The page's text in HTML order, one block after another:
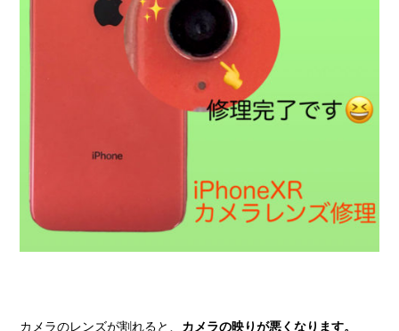
カメラのレンズが割れると、 カメラの映りが悪くなります。